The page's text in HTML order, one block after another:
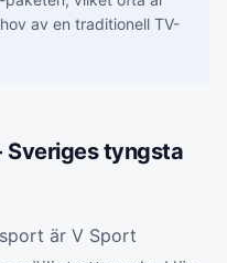
av en traditionell TV-
Sveriges tyngsta
är V Sport